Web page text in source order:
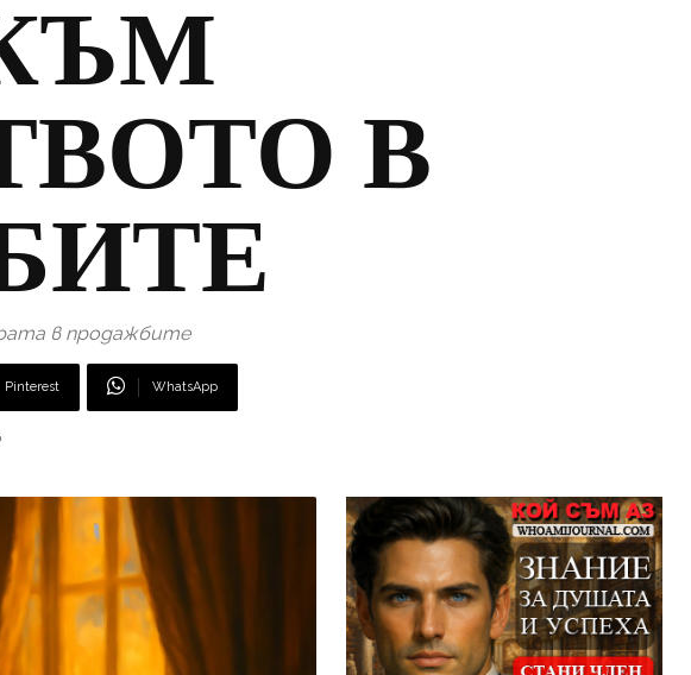
В
в продажбите
Pinterest WhatsApp